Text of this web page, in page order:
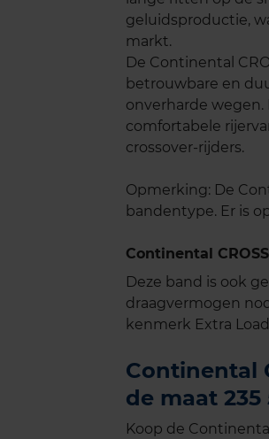
geluidsproductie,
markt.
De Continental
betrouwbare en
onverharde
comfortabele
crossover-rijders.
Opmerking: De
bandentype. Er is
Continental
Deze band is ook
draagvermogen
kenmerk Extra
Continental
de maat
Koop de